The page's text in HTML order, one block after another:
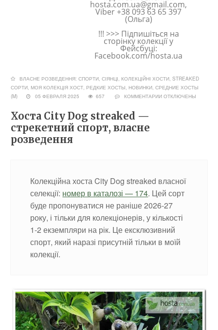
hosta.com.ua@gmail.com,
Viber +38 093 63 65 397
(Ольга)
!!! >>> Підпишіться на
сторінку колекції у
Фейсбуці:
Facebook.com/hosta.ua
ВЛАСНЕ РОЗВЕДЕННЯ: СПОРТИ, СІЯНЦІ, КОЛЕКЦІЙНІ ХОСТИ, STREAKED
СОРТИ, МОЯ КОЛЕКЦІЯ ХОСТ, РЕДКИЕ ХОСТЫ, НОВИНКИ,СРЕДНИЕ ХОСТЫ
(M)
05 ФЕВРАЛЯ 2025 657 КОММЕНТАРИИ ОТКЛЮЧЕНЫ
Хоста City Dog streaked —
стрекетний спорт, власне
розведення
Колекційна хоста City Dog streaked власної
селекції: номер в каталозі — 174. Цей сорт
буде пропонуватися не раніше 2026-27
року, і тільки для колекціонерів, у кількості
1-2 екземпляри на рік. Це ексклюзивний
спорт, який наразі присутній тільки в моїй
колекції.